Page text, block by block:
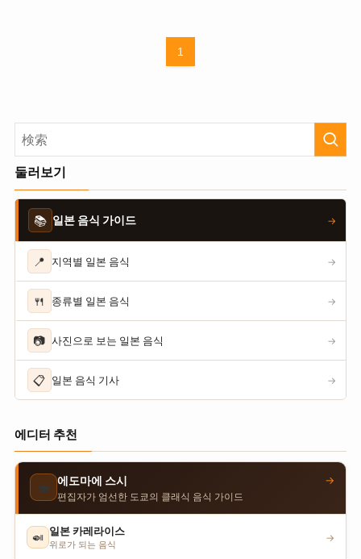
1
둘러보기
📚 일본 음식 가이드 →
📍 지역별 일본 음식 →
🍴 종류별 일본 음식 →
📷 사진으로 보는 일본 음식 →
📋 일본 음식 기사 →
에디터 추천
🍣 에도마에 스시
편집자가 엄선한 도쿄의 클래식 음식 가이드
→
🍛 일본 카레라이스
위로가 되는 음식
→